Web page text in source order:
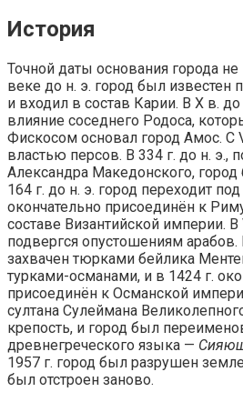
История
Точной даты основания города
веке до н. э. город был известен
и входил в состав Карии. В X в.
влияние соседнего Родоса,
Фискосом основал город Амос. С
властью персов. В 334 г. до н. э.,
Александра Македонского,
164 г. до н. э. город переходит
окончательно присоединён к
составе Византийской империи.
подвергся опустошениям
захвачен тюрками бейлика
турками-османами, и в 1424 г.
присоединён к Османской
султана Сулеймана
крепость, и город был
древнегреческого языка —
1957 г. город был разрушен
был отстроен заново.